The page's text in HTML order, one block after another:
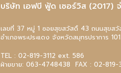
บริษัท เอฟบี ฟู้ด เซอร์วิส (2017)
เลขที่ 37 หมู่ 1 ซอยสุขสวัสดิ์ 43 ถนนสุขสวั
อำเภอพระประแดง จังหวัดสมุทรปราการ
TEL : 02-819-3112 ext. 586
ฝ่ายขาย: 063-4748438 FAX : 02-819-